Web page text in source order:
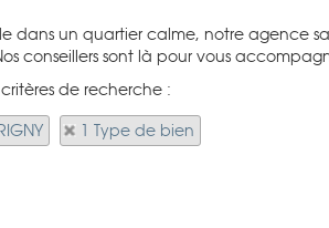
un quartier calme, notre agence
conseillers sont là pour vous
de recherche :
1 Type de bien